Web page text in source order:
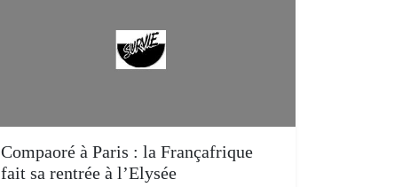
Compaoré à Paris : la Françafrique
fait sa rentrée à l’Elysée